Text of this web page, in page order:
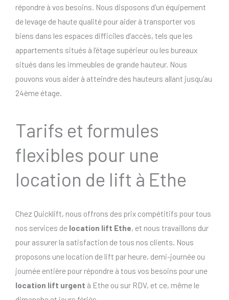
répondre à vos besoins. Nous disposons d’un équipement
de levage de haute qualité pour aider à transporter vos
biens dans les espaces difficiles d’accès, tels que les
appartements situés à l’étage supérieur ou les bureaux
situés dans les immeubles de grande hauteur. Nous
pouvons vous aider à atteindre des hauteurs allant jusqu’au
24ème étage.
Tarifs et formules
flexibles pour une
location de lift à Ethe
Chez Quicklift, nous offrons des prix compétitifs pour tous
nos services de location lift Ethe, et nous travaillons dur
pour assurer la satisfaction de tous nos clients. Nous
proposons une location de lift par heure, demi-journée ou
journée entière pour répondre à tous vos besoins pour une
location lift urgent à Ethe ou sur RDV, et ce, même le